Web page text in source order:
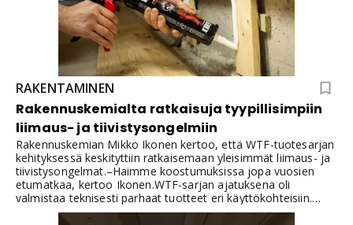
RAKENTAMINEN
Rakennuskemialta ratkaisuja tyypillisimpiin
liimaus- ja tiivistysongelmiin
Rakennuskemian Mikko Ikonen kertoo, että WTF-tuotesarjan
kehityksessä keskityttiin ratkaisemaan yleisimmät liimaus- ja
tiivistysongelmat.–Haimme koostumuksissa jopa vuosien
etumatkaa, kertoo Ikonen.WTF-sarjan ajatuksena oli
valmistaa teknisesti parhaat tuotteet eri käyttökohteisiin.
Tämän vuoksi koko liima- ja tiivistysmassavalikoima mietittiin